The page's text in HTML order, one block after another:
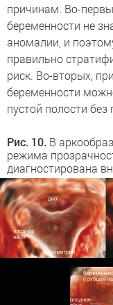
причинам. Во-
беременности не
аномалии, и
правильно
риск. Во-вторых,
беременности
пустой полости
Рис. 10. В
режима
диагностирована